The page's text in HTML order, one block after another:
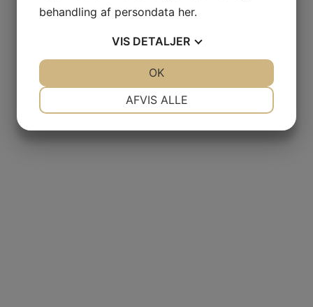
behandling af persondata her.
VIS DETALJER
AFVIS ALLE
OK